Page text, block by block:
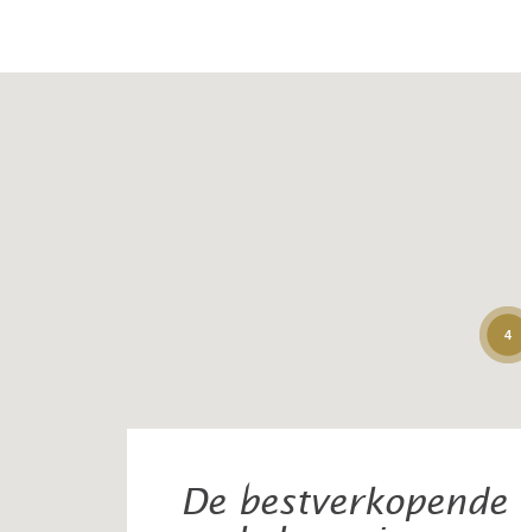
4
De bestverkopende